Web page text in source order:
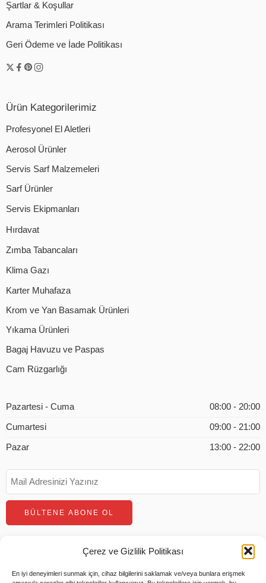
Çerez ve Gizlilik Politikası
En iyi deneyimleri sunmak için, cihaz bilgilerini saklamak ve/veya bunlara erişmek
Şartlar & Koşullar
Arama Terimleri Politikası
Geri Ödeme ve İade Politikası
Ürün Kategorilerimiz
Profesyonel El Aletleri
Aerosol Ürünler
Servis Sarf Malzemeleri
Sarf Ürünler
Servis Ekipmanları
Hırdavat
Zımba Tabancaları
Klima Gazı
Karter Muhafaza
Krom ve Yan Basamak Ürünleri
Yıkama Ürünleri
Bagaj Havuzu ve Paspas
Cam Rüzgarlığı
Pazartesi - Cuma 08:00 - 20:00
Cumartesi 09:00 - 21:00
Pazar 13:00 - 22:00